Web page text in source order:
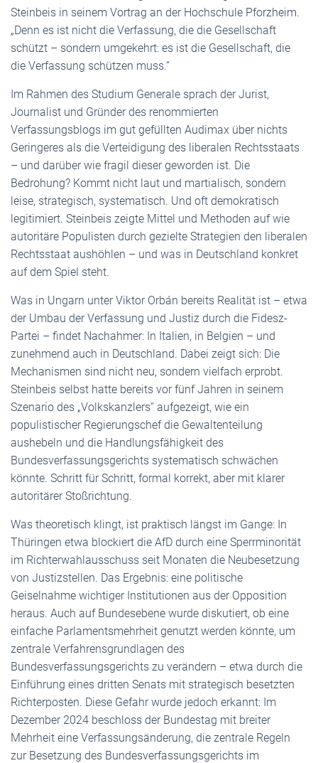
Steinbeis in seinem Vortrag an der Hochschule Pforzheim.
„Denn es ist nicht die Verfassung, die die Gesellschaft
schützt – sondern umgekehrt: es ist die Gesellschaft, die
die Verfassung schützen muss.“
Im Rahmen des Studium Generale sprach der Jurist,
Journalist und Gründer des renommierten
Verfassungsblogs im gut gefüllten Audimax über nichts
Geringeres als die Verteidigung des liberalen Rechtsstaats
– und darüber wie fragil dieser geworden ist. Die
Bedrohung? Kommt nicht laut und martialisch, sondern
leise, strategisch, systematisch. Und oft demokratisch
legitimiert. Steinbeis zeigte Mittel und Methoden auf wie
autoritäre Populisten durch gezielte Strategien den liberalen
Rechtsstaat aushöhlen – und was in Deutschland konkret
auf dem Spiel steht.
Was in Ungarn unter Viktor Orbán bereits Realität ist – etwa
der Umbau der Verfassung und Justiz durch die Fidesz-
Partei – findet Nachahmer: In Italien, in Belgien – und
zunehmend auch in Deutschland. Dabei zeigt sich: Die
Mechanismen sind nicht neu, sondern vielfach erprobt.
Steinbeis selbst hatte bereits vor fünf Jahren in seinem
Szenario des „Volkskanzlers“ aufgezeigt, wie ein
populistischer Regierungschef die Gewaltenteilung
aushebeln und die Handlungsfähigkeit des
Bundesverfassungsgerichts systematisch schwächen
könnte. Schritt für Schritt, formal korrekt, aber mit klarer
autoritärer Stoßrichtung.
Was theoretisch klingt, ist praktisch längst im Gange: In
Thüringen etwa blockiert die AfD durch eine Sperrminorität
im Richterwahlausschuss seit Monaten die Neubesetzung
von Justizstellen. Das Ergebnis: eine politische
Geiselnahme wichtiger Institutionen aus der Opposition
heraus. Auch auf Bundesebene wurde diskutiert, ob eine
einfache Parlamentsmehrheit genutzt werden könnte, um
zentrale Verfahrensgrundlagen des
Bundesverfassungsgerichts zu verändern – etwa durch die
Einführung eines dritten Senats mit strategisch besetzten
Richterposten. Diese Gefahr wurde jedoch erkannt: Im
Dezember 2024 beschloss der Bundestag mit breiter
Mehrheit eine Verfassungsänderung, die zentrale Regeln
zur Besetzung des Bundesverfassungsgerichts im